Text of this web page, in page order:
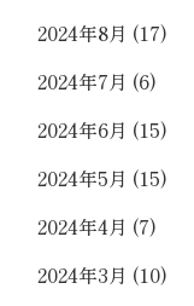
2024年8月 (17)
2024年7月 (6)
2024年6月 (15)
2024年5月 (15)
2024年4月 (7)
2024年3月 (10)